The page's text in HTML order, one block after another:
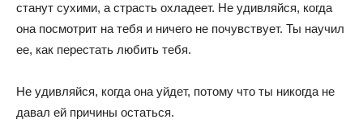
станут сухими, а страсть охладеет. Не удивляйся, когда
она посмотрит на тебя и ничего не почувствует. Ты научил
ее, как перестать любить тебя.
Не удивляйся, когда она уйдет, потому что ты никогда не
давал ей причины остаться.